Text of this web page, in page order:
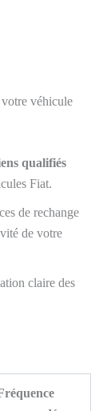
véhicule
qualifiés
Fiat.
de rechange
de votre
claire des